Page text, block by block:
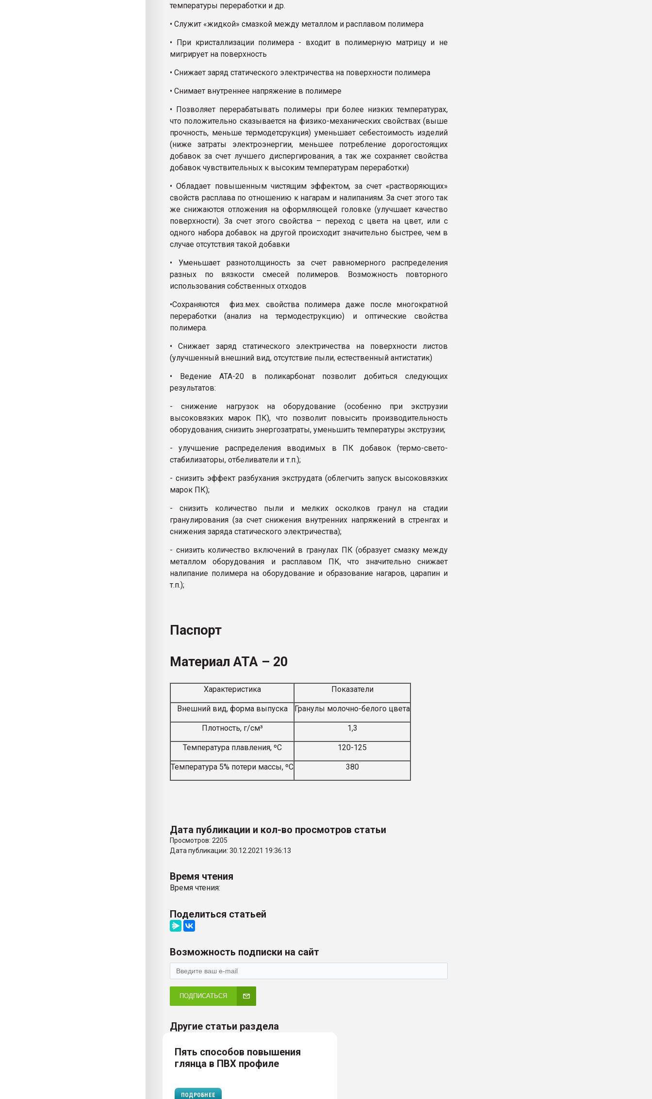
температуры переработки и др.
• Служит «жидкой» смазкой между металлом и расплавом полимера
• При кристаллизации полимера - входит в полимерную матрицу и не
мигрирует на поверхность
• Снижает заряд статического электричества на поверхности полимера
• Снимает внутреннее напряжение в полимере
• Позволяет перерабатывать полимеры при более низких температурах,
что положительно сказывается на физико-механических свойствах (выше
прочность, меньше термодетсрукция) уменьшает себестоимость изделий
(ниже затраты электроэнергии, меньшее потребление дорогостоящих
добавок за счет лучшего диспергирования, а так же сохраняет свойства
добавок чувствительных к высоким температурам переработки)
• Обладает повышенным чистящим эффектом, за счет «растворяющих»
свойств расплава по отношению к нагарам и налипаниям. За счет этого так
же снижаются отложения на оформляющей головке (улучшает качество
поверхности). За счет этого свойства – переход с цвета на цвет, или с
одного набора добавок на другой происходит значительно быстрее, чем в
случае отсутствия такой добавки
• Уменьшает разнотолщиность за счет равномерного распределения
разных по вязкости смесей полимеров. Возможность повторного
использования собственных отходов
•Сохраняются физ.мех. свойства полимера даже после многократной
переработки (анализ на термодеструкцию) и оптические свойства
полимера.
• Снижает заряд статического электричества на поверхности листов
(улучшенный внешний вид, отсутствие пыли, естественный антистатик)
• Ведение АТА-20 в поликарбонат позволит добиться следующих
результатов:
- снижение нагрузок на оборудование (особенно при экструзии
высоковязких марок ПК), что позволит повысить производительность
оборудования, снизить энергозатраты, уменьшить температуры экструзии;
- улучшение распределения вводимых в ПК добавок (термо-свето-
стабилизаторы, отбеливатели и т.п.);
- снизить эффект разбухания экструдата (облегчить запуск высоковязких
марок ПК);
- снизить количество пыли и мелких осколков гранул на стадии
гранулирования (за счет снижения внутренних напряжений в стренгах и
снижения заряда статического электричества);
- снизить количество включений в гранулах ПК (образует смазку между
металлом оборудования и расплавом ПК, что значительно снижает
налипание полимера на оборудование и образование нагаров, царапин и
т.п.);
Паспорт
Материал АТА – 20
Характеристика Показатели
Внешний вид, форма выпуска Гранулы молочно-белого цвета
Плотность, г/см³ 1,3
Температура плавления, ºС 120-125
Температура 5% потери массы, ºС 380
Дата публикации и кол-во просмотров статьи
Просмотров: 2205
Дата публикации: 30.12.2021 19:36:13
Время чтения
Время чтения:
Поделиться статьей
Возможность подписки на сайт
ПОДПИСАТЬСЯ
Другие статьи раздела
Пять способов повышения
глянца в ПВХ профиле
ПОДРОБНЕЕ